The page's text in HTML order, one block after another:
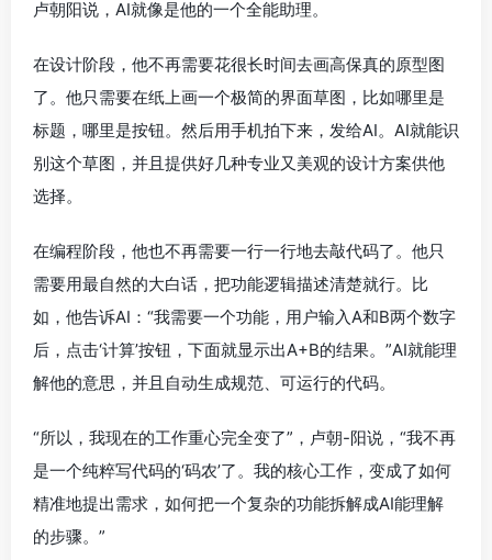
卢朝阳说，AI就像是他的一个全能助理。
在设计阶段，他不再需要花很长时间去画高保真的原型图
了。他只需要在纸上画一个极简的界面草图，比如哪里是
标题，哪里是按钮。然后用手机拍下来，发给AI。AI就能识
别这个草图，并且提供好几种专业又美观的设计方案供他
选择。
在编程阶段，他也不再需要一行一行地去敲代码了。他只
需要用最自然的大白话，把功能逻辑描述清楚就行。比
如，他告诉AI：“我需要一个功能，用户输入A和B两个数字
后，点击‘计算’按钮，下面就显示出A+B的结果。”AI就能理
解他的意思，并且自动生成规范、可运行的代码。
“所以，我现在的工作重心完全变了”，卢朝-阳说，“我不再
是一个纯粹写代码的‘码农’了。我的核心工作，变成了如何
精准地提出需求，如何把一个复杂的功能拆解成AI能理解
的步骤。”